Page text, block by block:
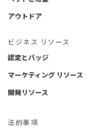
アウトドア
ビジネス リソース
認定とバッジ
マーケティング リソース
開発リソース
法的事項